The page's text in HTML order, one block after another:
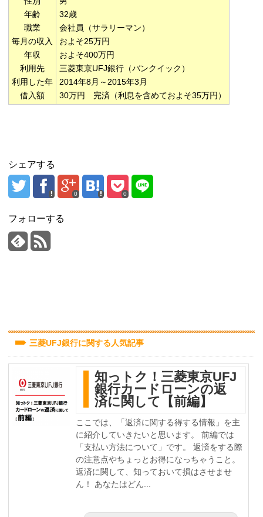
年齢
職業
毎月の収入
年収
利用先
利用した年
借入額
32歳
会社員（サラリーマン）
およそ25万円
およそ400万円
三菱東京UFJ銀行（バンクイック）
2014年8月～2015年3月
30万円 完済（利息を含めておよそ35万円）
シェアする
0 0
フォローする
三菱UFJ銀行に関する人気記事
知っトク！三菱東京UFJ
銀行カードローンの返
済に関して【前編】
ここでは、「返済に関する得する情報」を主
に紹介していきたいと思います。 前編では
「支払い方法について」です。 返済をする際
の注意点やちょっとお得になっちゃうこと。
返済に関して、知っておいて損はさせませ
ん！ あなたはどん...